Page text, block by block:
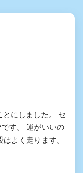
とにしました。 セ
す。 運がいいの
よく走ります。